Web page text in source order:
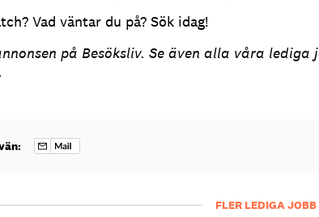
Vad väntar du på? Sök idag!
på Besöksliv. Se även alla våra lediga
FLER LEDIGA JOBB